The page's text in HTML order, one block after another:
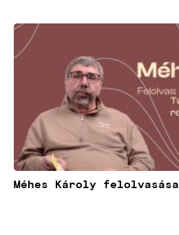
Méhes Károly felolvasása
Kép